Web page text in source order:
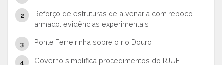
Reforço de estruturas de alvenaria com reboco
armado: evidências experimentais
Ponte Ferreirinha sobre o rio Douro
Governo simplifica procedimentos do RJUE